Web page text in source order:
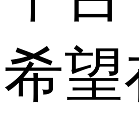
希望